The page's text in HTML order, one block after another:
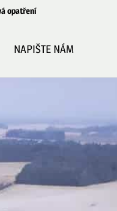
opatření
NAPIŠTE NÁM